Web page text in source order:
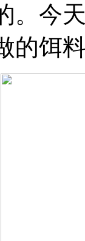
。今
的饵